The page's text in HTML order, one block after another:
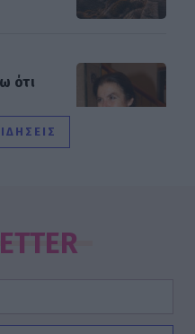
ότι
όλοι